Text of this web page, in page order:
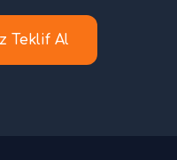
Teklif Al